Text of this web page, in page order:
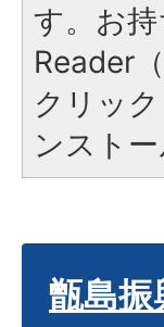
す。お
Reader
クリッ
ンスト
甑島振